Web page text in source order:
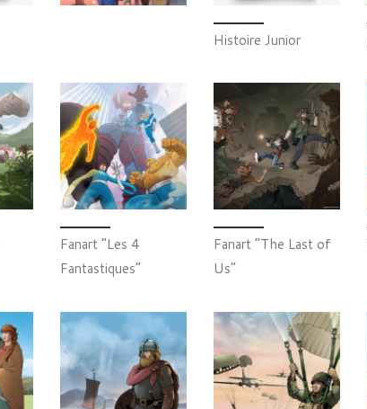
Histoire Junior
Fanart “Les 4
Fantastiques”
Fanart “The Last of
Us”